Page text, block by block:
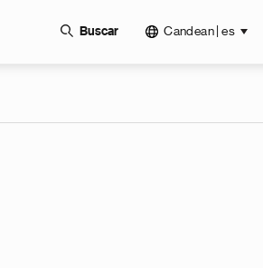
Buscar Candean | es